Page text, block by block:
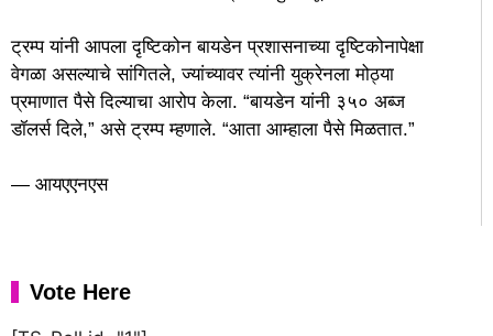
ट्रम्प यांनी आपला दृष्टिकोन बायडेन प्रशासनाच्या दृष्टिकोनापेक्षा
वेगळा असल्याचे सांगितले, ज्यांच्यावर त्यांनी युक्रेनला मोठ्या
प्रमाणात पैसे दिल्याचा आरोप केला. “बायडेन यांनी ३५० अब्ज
डॉलर्स दिले,” असे ट्रम्प म्हणाले. “आता आम्हाला पैसे मिळतात.”
— आयएएनएस
Vote Here